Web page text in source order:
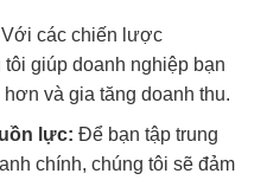
Với các chiến lược
giúp doanh nghiệp bạn
và gia tăng doanh thu.
lực: Để bạn tập trung
chính, chúng tôi sẽ đảm